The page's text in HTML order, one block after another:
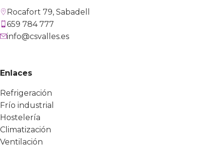
Rocafort 79, Sabadell
659 784 777
info@csvalles.es
Enlaces
Refrigeración
Frío industrial
Hostelería
Climatización
Ventilación